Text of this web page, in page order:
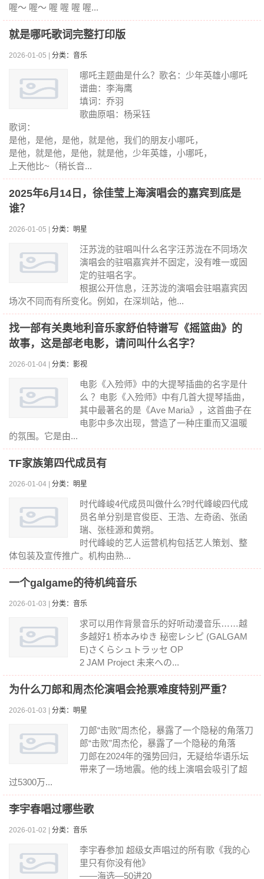
喔～ 喔～ 喔 喔 喔 喔...
就是哪吒歌词完整打印版
2026-01-05 | 分类：音乐
哪吒主题曲是什么？歌名：少年英雄小哪吒
谱曲：李海鹰
填词：乔羽
歌曲原唱：杨采钰
歌词：
是他，是他，是他，就是他，我们的朋友小哪吒，
是他，就是他，是他，就是他，少年英雄，小哪吒，
上天他比~（稍长音...
2025年6月14日，徐佳莹上海演唱会的嘉宾到底是
谁？
2026-01-05 | 分类：明星
汪苏泷的驻唱叫什么名字汪苏泷在不同场次
演唱会的驻唱嘉宾并不固定，没有唯一或固
定的驻唱名字。
根据公开信息，汪苏泷的演唱会驻唱嘉宾因
场次不同而有所变化。例如，在深圳站，他...
找一部有关奥地利音乐家舒伯特谱写《摇篮曲》的
故事，这是部老电影，请问叫什么名字？
2026-01-04 | 分类：影视
电影《入殓师》中的大提琴插曲的名字是什
么 ？电影《入殓师》中有几首大提琴插曲，
其中最著名的是《Ave Maria》，这首曲子在
电影中多次出现，营造了一种庄重而又温暖
的氛围。它是由...
TF家族第四代成员有
2026-01-04 | 分类：明星
时代峰峻4代成员叫做什么?时代峰峻四代成
员名单分别是官俊臣、王浩、左奇函、张函
瑞、张桂源和黄朔。
时代峰峻的艺人运营机构包括艺人策划、整
体包装及宣传推广。机构由熟...
一个galgame的待机纯音乐
2026-01-03 | 分类：音乐
求可以用作背景音乐的好听动漫音乐……越
多越好1 桥本みゆき 秘密レシピ (GALGAM
E)さくらシュトラッセ OP
2 JAM Project 未来への...
为什么刀郎和周杰伦演唱会抢票难度特别严重？
2026-01-03 | 分类：明星
刀郎“击败”周杰伦，暴露了一个隐秘的角落刀
郎“击败”周杰伦，暴露了一个隐秘的角落
刀郎在2024年的强势回归，无疑给华语乐坛
带来了一场地震。他的线上演唱会吸引了超
过5300万...
李宇春唱过哪些歌
2026-01-02 | 分类：音乐
李宇春参加 超级女声唱过的所有歌《我的心
里只有你没有他》
——海选—50进20